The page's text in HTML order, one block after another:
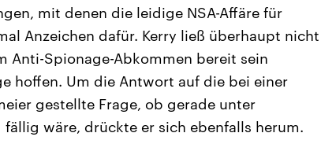
mit denen die leidige NSA-Affäre für
Anzeichen dafür. Kerry ließ überhaupt nicht
Anti-Spionage-Abkommen bereit sein
hoffen. Um die Antwort auf die bei einer
gestellte Frage, ob gerade unter
wäre, drückte er sich ebenfalls herum.